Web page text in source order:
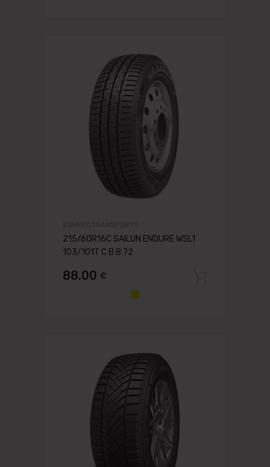
215/60R16C SAILUN ENDURE WSL1
103/101T C B B 72
88.00 €